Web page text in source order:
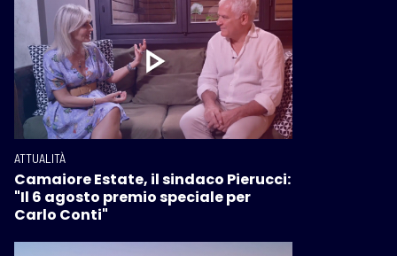
ATTUALITÀ
Camaiore Estate, il sindaco Pierucci:
"Il 6 agosto premio speciale per
Carlo Conti"